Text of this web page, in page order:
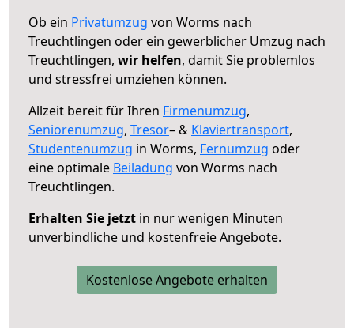
Ob ein Privatumzug von Worms nach
Treuchtlingen oder ein gewerblicher Umzug nach
Treuchtlingen, wir helfen, damit Sie problemlos
und stressfrei umziehen können.
Allzeit bereit für Ihren Firmenumzug,
Seniorenumzug, Tresor– & Klaviertransport,
Studentenumzug in Worms, Fernumzug oder
eine optimale Beiladung von Worms nach
Treuchtlingen.
Erhalten Sie jetzt in nur wenigen Minuten
unverbindliche und kostenfreie Angebote.
Kostenlose Angebote erhalten